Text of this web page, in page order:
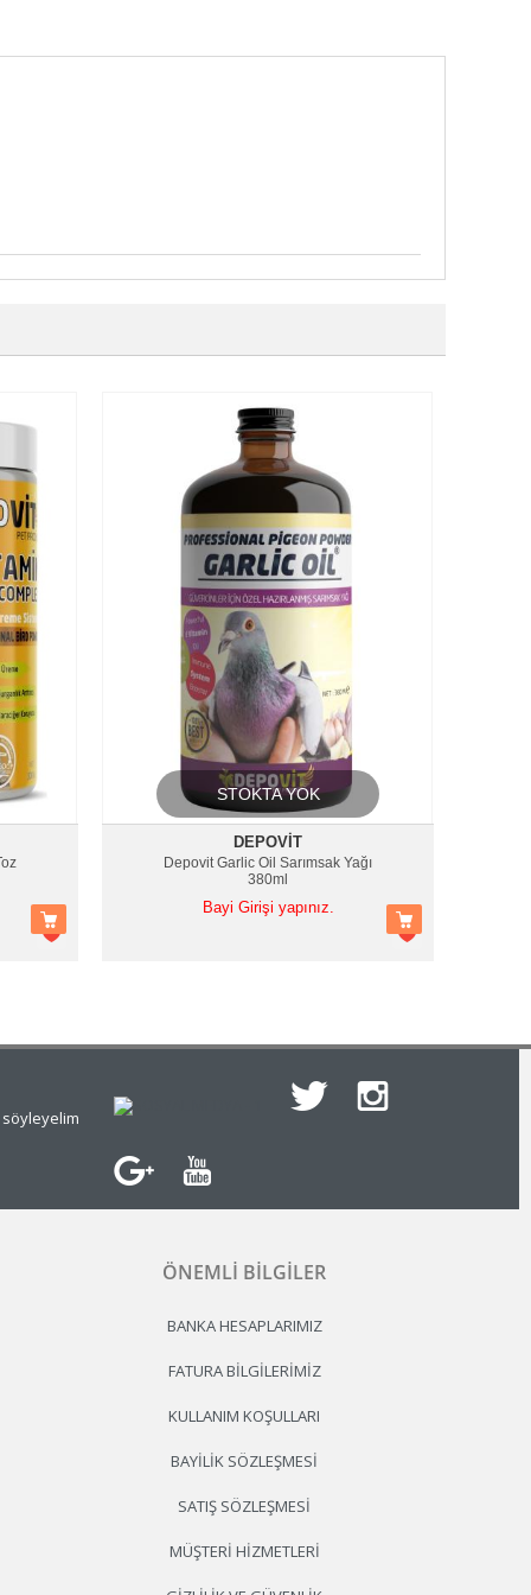
STOKTA YOK
DEPOVIT
Depovit Garlic Oil Sarımsak Yağı
380ml
Bayi Girişi yapınız.
söyleyelim
ÖNEMLI BILGILER
BANKA HESAPLARIMIZ
FATURA BILGILERIMIZ
KULLANIM KOŞULLARI
BAYILIK SÖZLEŞMESI
SATIŞ SÖZLEŞMESI
MÜŞTERI HIZMETLERI